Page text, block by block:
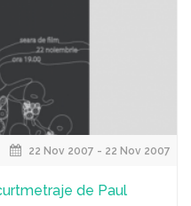
22 Nov 2007 - 22 Nov 2007
de Paul